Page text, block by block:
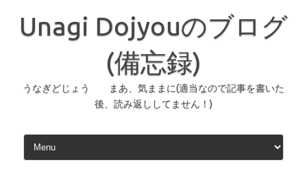
ン
プ
Unagi Dojyouのブログ
(備忘録)
うなぎどじょう まあ、気ままに(適当なので記事を書いた
後、読み返ししてません！)